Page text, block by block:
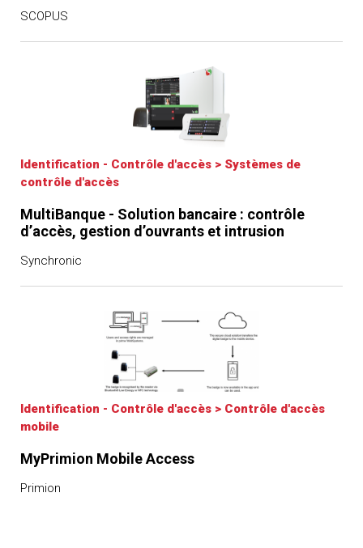
SCOPUS
Identification - Contrôle d'accès > Systèmes de
contrôle d'accès
MultiBanque - Solution bancaire : contrôle
d’accès, gestion d’ouvrants et intrusion
Synchronic
Identification - Contrôle d'accès > Contrôle d'accès
mobile
MyPrimion Mobile Access
Primion